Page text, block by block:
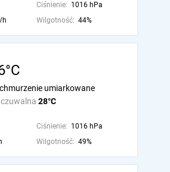
Ciśnienie: 1016 hPa
h Wilgotność: 44%
28°C
umiarkowane
Ciśnienie: 1016 hPa
Wilgotność: 49%